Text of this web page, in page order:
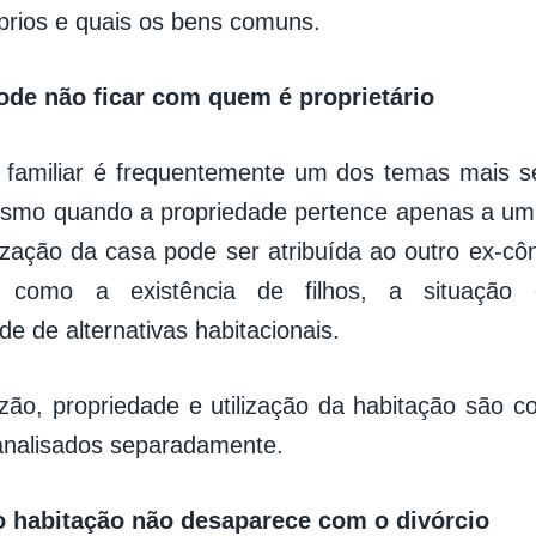
e quais os bens comuns.
não ficar com quem é proprietário
familiar é frequentemente um dos temas mais
quando a propriedade pertence apenas a
da casa pode ser atribuída ao outro ex-
como a existência de filhos, a situação
de alternativas habitacionais.
propriedade e utilização da habitação são
separadamente.
habitação não desaparece com o divórcio